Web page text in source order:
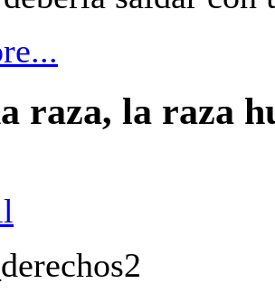
raza, la raza